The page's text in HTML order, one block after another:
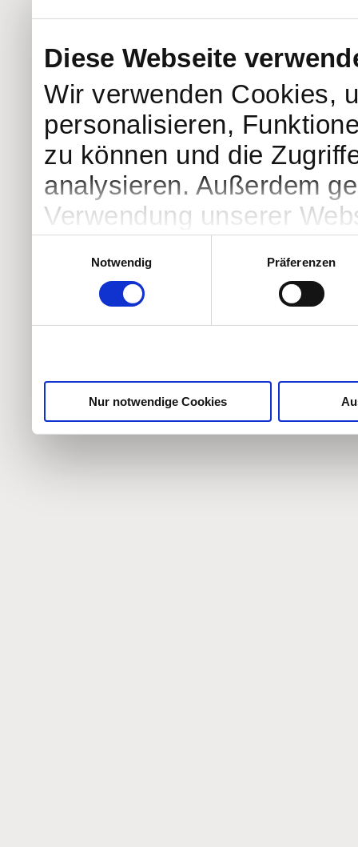
Diese Webseite
Wir verwenden Cookies,
personalisieren,
zu können und die
analysieren. Außerdem
Verwendung unserer
Partner führen diese
weiteren Daten
Notwendig
Präferenzen
Nur notwendige Cookies